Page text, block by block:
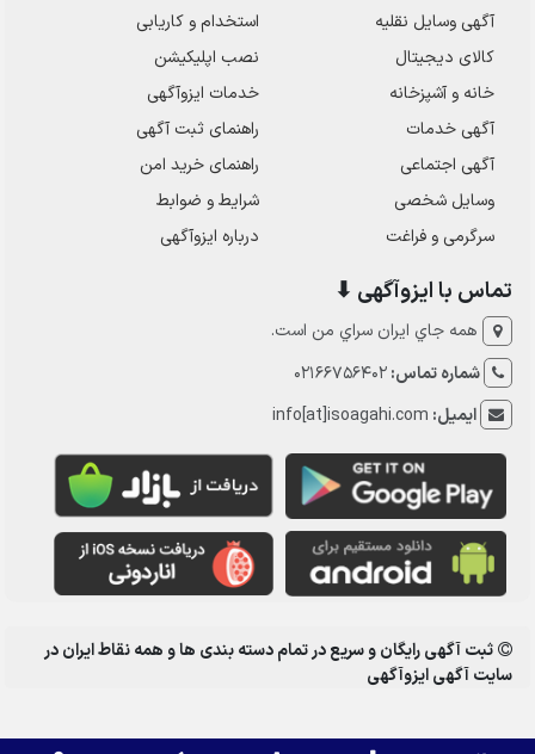
آگهی وسایل نقلیه
کالای دیجیتال
خانه و آشپزخانه
آگهی خدمات
آگهی اجتماعی
وسایل شخصی
سرگرمی و فراغت
استخدام و کاریابی
نصب اپلیکیشن
خدمات ایزوآگهی
راهنمای ثبت آگهی
راهنمای خرید امن
شرایط و ضوابط
درباره ایزوآگهی
تماس با ایزوآگهی ⬇
همه جاي ايران سراي من است.
شماره تماس:02166756402
ایمیل: info[at]isoagahi.com
ثبت آگهی رایگان و سریع در تمام دسته بندی ها و همه نقاط ایران در
سایت آگهی ایزوآگهی